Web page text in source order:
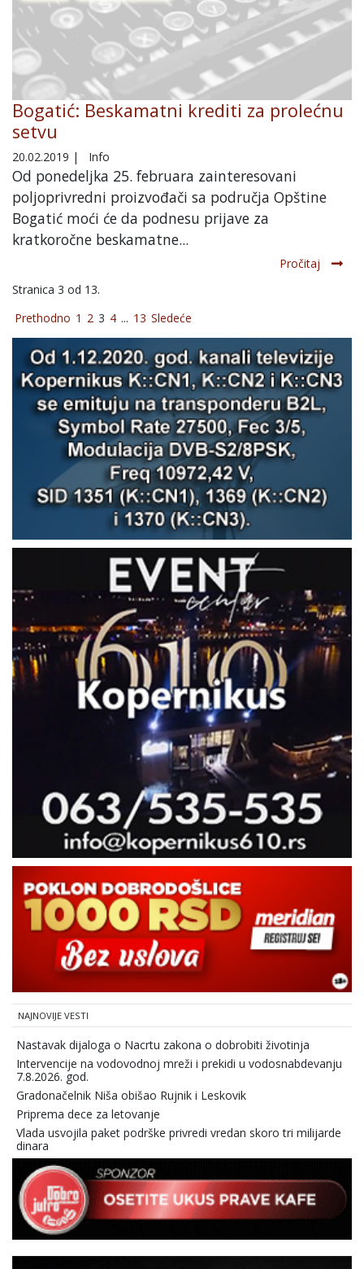
Bogatić: Beskamatni krediti za prolećnu
setvu
20.02.2019 | Info
Od ponedeljka 25. februara zainteresovani
poljoprivredni proizvođači sa područja Opštine
Bogatić moći će da podnesu prijave za
kratkoročne beskamatne...
Pročitaj
Stranica 3 od 13.
Prethodno 1 2 3 4 ... 13 Sledeće
NAJNOVIJE VESTI
Nastavak dijaloga o Nacrtu zakona o dobrobiti životinja
Intervencije na vodovodnoj mreži i prekidi u vodosnabdevanju
7.8.2026. god.
Gradonačelnik Niša obišao Rujnik i Leskovik
Priprema dece za letovanje
Vlada usvojila paket podrške privredi vredan skoro tri milijarde
dinara